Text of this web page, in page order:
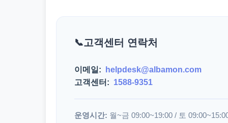
고객센터 연락처
이메일:
helpdesk@albamon.com
고객센터: 1588-9351
운영시간: 월~금 09:00~19:00 / 토